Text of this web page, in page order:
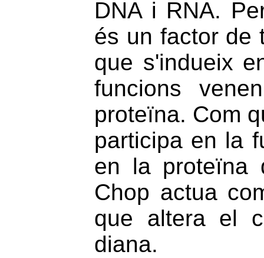
DNA i RNA.
és un factor de
que s'indueix
funcions
proteïna. Com
participa en la
en la proteïna
Chop actua
que altera el
diana.